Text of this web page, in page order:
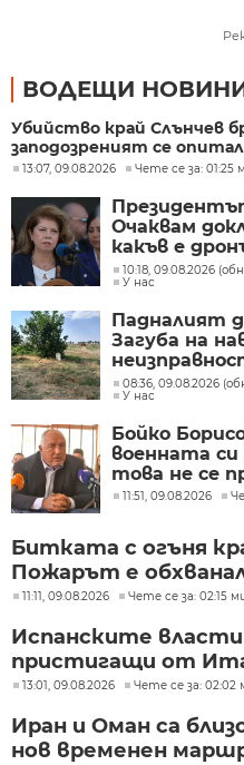
ВОДЕЩИ
Убийство край Слънчев
заподозреният се опитал
13:07, 09.08.2026 Чете се за: 01:25
Очаквам
какъв е
неговата
10:18, 09.08.2026
У нас
Падналият
Загуба на
причини
08:36, 09.08.2026
У нас
Бойко
военната
това не се
11:51, 09.08.2026
Битката с огъня
Пожарът е обхванал
11:11, 09.08.2026 Чете се за: 02:15
Испанските власти
пристигащи от
13:01, 09.08.2026 Чете се за: 02:02
Иран и Оман са
нов временен